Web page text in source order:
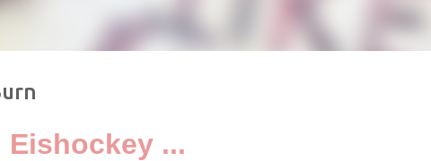
Eishockey ...